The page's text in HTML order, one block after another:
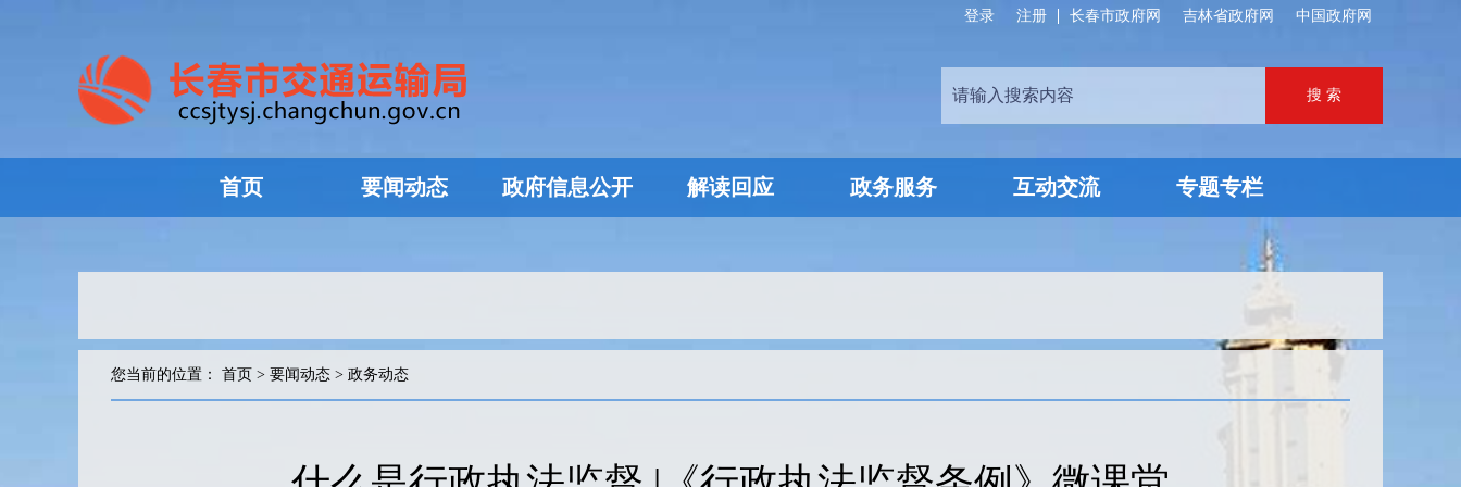
中国政府网
吉林省政府网
长春市政府网
注册
登录
首页 要闻动态 政府信息公开 解读回应 政务服务 互动交流 专题专栏
您当前的位置： 首页 > 要闻动态 > 政务动态